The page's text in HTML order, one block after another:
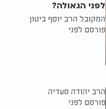
לפני הגאולה?
המקובל הרב יוסף ביטון
פורסם לפני
הרב יהודה סעדיה
פורסם לפני